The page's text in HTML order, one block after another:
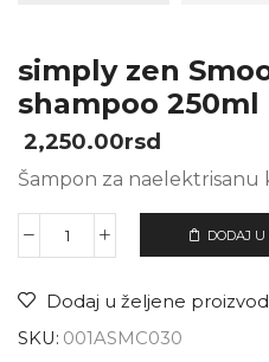
simply zen
shampoo 250ml
2,250.00rsd
Šampon za naelektrisanu
DODAJ
Dodaj u željene
SKU: 001ASMC030